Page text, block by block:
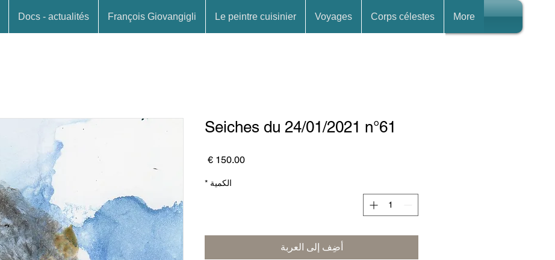
Docs - actualités François Giovangigli Le peintre cuisinier Voyages Corps célestes More
Seiches du 24/01/2021 n°61
السعر
الكمية *
أضِف إلى العربة